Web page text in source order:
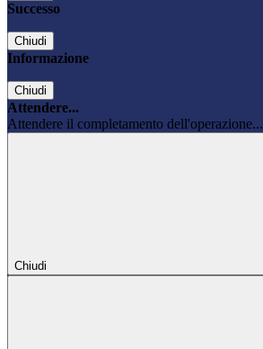
Successo
Chiudi
Informazione
Chiudi
Attendere...
Attendere il completamento dell'operazione...
Chiudi